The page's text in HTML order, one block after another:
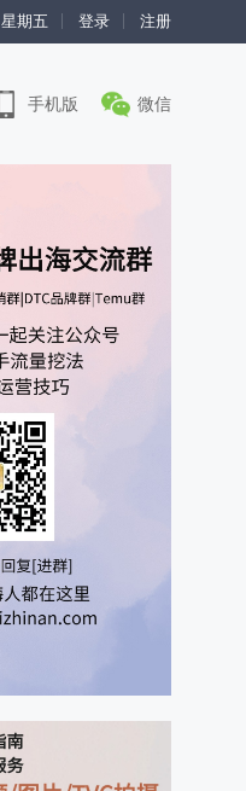
星期五 登录 注册
手机版 微信